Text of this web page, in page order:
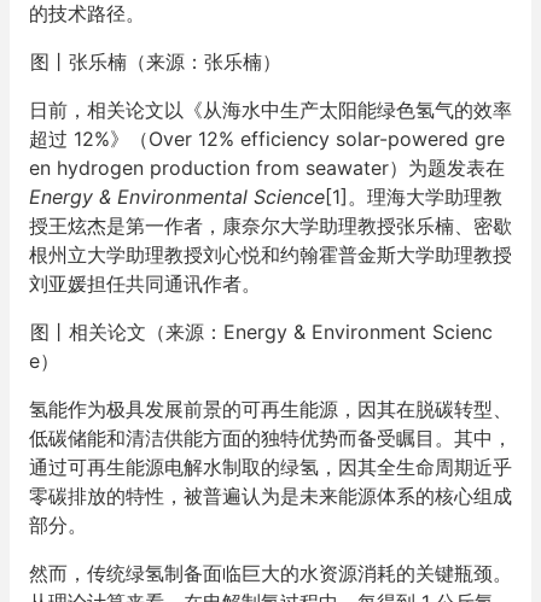
的技术路径。
图丨张乐楠（来源：张乐楠）
日前，相关论文以《从海水中生产太阳能绿色氢气的效率
超过 12%》（Over 12% efficiency solar-powered gre
en hydrogen production from seawater）为题发表在
Energy & Environmental Science[1]。理海大学助理教
授王炫杰是第一作者，康奈尔大学助理教授张乐楠、密歇
根州立大学助理教授刘心悦和约翰霍普金斯大学助理教授
刘亚媛担任共同通讯作者。
图丨相关论文（来源：Energy & Environment Scienc
e）
氢能作为极具发展前景的可再生能源，因其在脱碳转型、
低碳储能和清洁供能方面的独特优势而备受瞩目。其中，
通过可再生能源电解水制取的绿氢，因其全生命周期近乎
零碳排放的特性，被普遍认为是未来能源体系的核心组成
部分。
然而，传统绿氢制备面临巨大的水资源消耗的关键瓶颈。